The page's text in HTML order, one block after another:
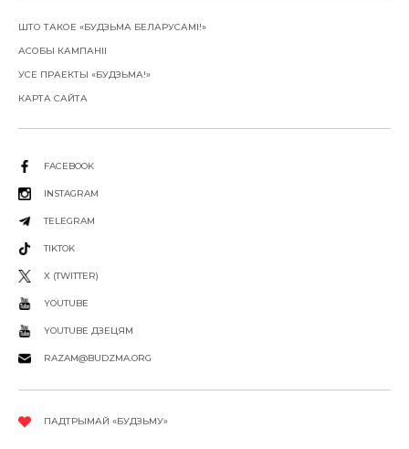
ШТО ТАКОЕ «БУДЗЬМА БЕЛАРУСАМІ!»
АСОБЫ КАМПАНІІ
УСЕ ПРАЕКТЫ «БУДЗЬМА!»
КАРТА САЙТА
FACEBOOK
INSTAGRAM
TELEGRAM
TIKTOK
X (TWITTER)
YOUTUBE
YOUTUBE ДЗЕЦЯМ
RAZAM@BUDZMA.ORG
ПАДТРЫМАЙ «БУДЗЬМУ»